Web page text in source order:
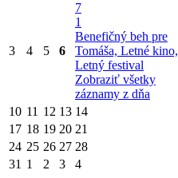
3 4 5 6
7
1
Benefičný beh pre
Tomáša, Letné kino,
Letný festival
Zobraziť všetky
záznamy z dňa
10 11 12 13 14
17 18 19 20 21
24 25 26 27 28
31 1 2 3 4